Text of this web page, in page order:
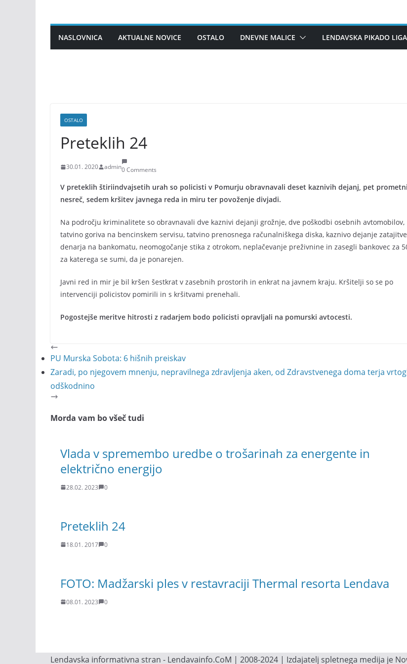
contentNASLOVNICA AKTUALNE NOVICE OSTALO DNEVNE MALICE LENDAVSKA PIKADO LIGA
OSTALO
Preteklih 24
30.01. 2020 admin0 Comments
V preteklih štiriindvajsetih urah so policisti v Pomurju obravnavali deset kaznivih dejanj, pet
nesreč, sedem kršitev javnega reda in miru ter povoženje divjadi.
Na področju kriminalitete so obravnavali dve kaznivi dejanji grožnje, dve poškodbi osebnih avtomobilov,
tatvino goriva na bencinskem servisu, tatvino prenosnega računalniškega diska, kaznivo dejanje zatajitve
denarja na bankomatu, neomogočanje stika z otrokom, neplačevanje preživnine in zasegli bankovec za
za katerega se sumi, da je ponarejen.
Javni red in mir je bil kršen šestkrat v zasebnih prostorih in enkrat na javnem kraju. Kršitelji so se po
intervenciji policistov pomirili in s kršitvami prenehali.
Pogostejše meritve hitrosti z radarjem bodo policisti opravljali na pomurski avtocesti.
PU Murska Sobota: 6 hišnih preiskav
Zaradi, po njegovem mnenju, nepravilnega zdravljenja aken, od Zdravstvenega doma terja
odškodnino
Morda vam bo všeč tudi
Vlada v spremembo uredbe o trošarinah za energente in
električno energijo
28.02. 2023 0
Preteklih 24
18.01. 2017 0
FOTO: Madžarski ples v restavraciji Thermal resorta Lendava
08.01. 2023 0
Lendavska informativna stran - Lendavainfo.CoM | 2008-2024 | Izdajatelj spletnega medija je